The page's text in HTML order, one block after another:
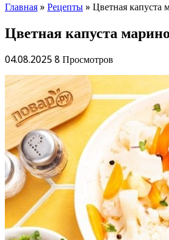
Главная » Рецепты » Цветная капуста
Цветная капуста
04.08.2025 8 Просмотров